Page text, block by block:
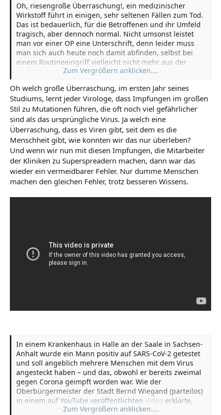
Oh, riesengroße Überraschung!, ein medizinischer
Wirkstoff führt in einigen, sehr seltenen Fällen zum Tod.
Das ist bedauerlich, für die Betroffenen und ihr Umfeld
tragisch, aber dennoch normal. Nicht umsonst leistet
man vor einer OP eine Unterschrift, denn leider muss
man sich auch heute noch damit abfinden, selbst bei
einem Routineeingriff vielleicht nicht mehr aus der
Narkose zu erwachen.
Dem Leben ist ein "100% was auch immer" so fremd wie
ein 0%, sondern es spielt sich dazwischen ab. Und
letztlich ist das gut so, denn ohne die ständigen Fehler
beim kopieren der Erbinformation würde es uns
Menschen garnicht geben. Fehler sind eine
unverzichtbare Komponente des Lebens. Wer mit aller
Gewalt aus diesem winzigen Mangel des Impfstoffes
einen Skandal herbei schreiben möchte, scheint das
nicht begriffen zu haben.
Zum Vergrößern anklicken....
Oh welch große Überraschung, im ersten Jahr seines
Studiums, lernt jeder Virologe, dass Impfungen im großen
Stil zu Mutationen führen, die oft noch viel gefährlicher
sind als das ursprüngliche Virus. Ja welch eine
Überraschung, dass es Viren gibt, seit dem es die
Menschheit gibt, wie konnten wir das nur überleben?
Und wenn wir nun mit diesen Impfungen, die Mitarbeiter
der Kliniken zu Superspreadern machen, dann war das
wieder ein vermeidbarer Fehler. Nur dumme Menschen
machen den gleichen Fehler, trotz besseren Wissens.
In einem Krankenhaus in Halle an der Saale in Sachsen-
Anhalt wurde ein Mann positiv auf SARS-CoV-2 getestet
und soll angeblich mehrere Menschen mit dem Virus
angesteckt haben – und das, obwohl er bereits zweimal
gegen Corona geimpft worden war. Wie der
Oberbürgermeister der Stadt Bernd Wiegand (parteilos)
in einem auf YouTube veröffentlichten Video erklärte,
soll der Mann keine Symptome aufgewiesen haben und
Zum Vergrößern anklicken....